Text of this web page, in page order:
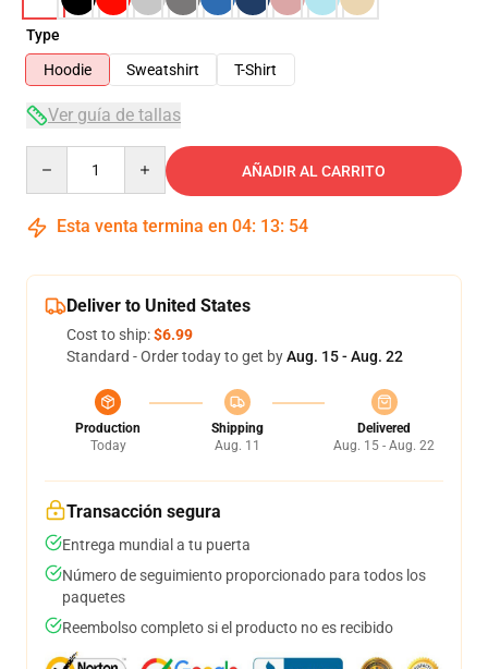
Type
Hoodie
Sweatshirt T-Shirt
Ver guía de tallas
AÑADIR AL CARRITO
Esta venta termina en 04: 13: 54
Deliver to United States
Cost to ship:$6.99
Standard - Order today to get byAug. 15 - Aug. 22
Production
Today
Shipping
Aug. 11
Delivered
Aug. 15 - Aug. 22
Transacción segura
Entrega mundial a tu puerta
Número de seguimiento proporcionado para todos los
paquetes
Reembolso completo si el producto no es recibido